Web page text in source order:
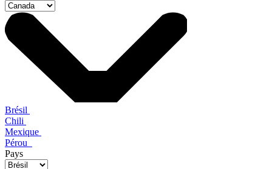
Brésil
Chili
Mexique
Pérou
Pays